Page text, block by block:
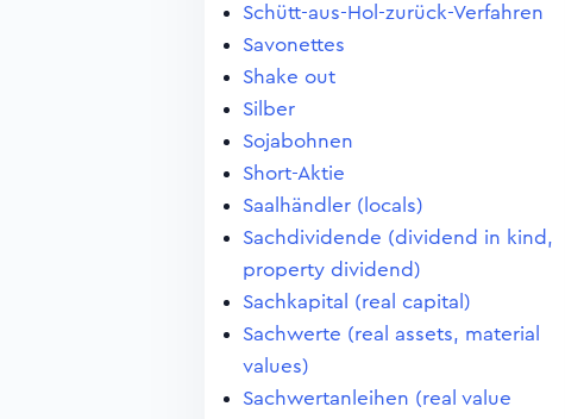
Schütt-aus-Hol-zurück-Verfahren
Savonettes
Shake out
Silber
Sojabohnen
Short-Aktie
Saalhändler (locals)
Sachdividende (dividend in kind,
property dividend)
Sachkapital (real capital)
Sachwerte (real assets, material
values)
Sachwertanleihen (real value